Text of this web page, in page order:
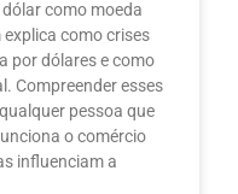
como moeda
como crises
por dólares e como
Compreender esses
pessoa que
o comércio
influenciam a